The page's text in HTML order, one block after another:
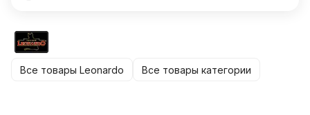
Все товары Leonardo Все товары категории